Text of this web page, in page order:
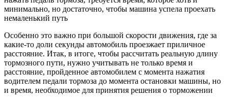
минимально, но достаточно, чтобы машина успела проехать
немаленький путь
Особенно это важно при большой скорости движения, где за
какие-то доли секунды автомобиль проезжает приличное
расстояние. Итак, в итоге, чтобы рассчитать реальную длину
тормозного пути, нужно учитывать не только время и
расстояние, пройденное автомобилем с момента нажатия
водителем педали тормоза до момента остановки машины, но
и время, необходимое для принятия решения о торможении